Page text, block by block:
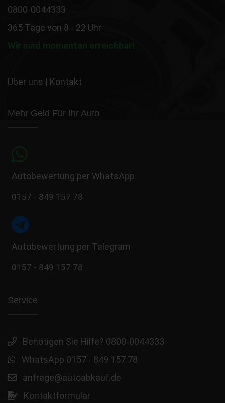
0800-0044333
365 Tage von 8 - 22 Uhr
Wir sind momentan erreichbar!
Über uns | Kontakt
Mehr Geld Für Ihr Auto
Autobewertung per WhatsApp
0157 - 849 157 78
Autobewertung per Telegram
0157 - 849 157 78
Service
Benötigen Sie Hilfe? 0800-0044333
WhatsApp 0157 - 849 157 78
anfrage@autoabkauf.de
Kontaktformular